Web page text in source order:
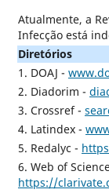
Atualmente, a
Infecção está
Diretórios
1. DOAJ -
2. Diadorim -
3. Crossref -
4. Latindex -
5. Redalyc -
6. Web of
https://